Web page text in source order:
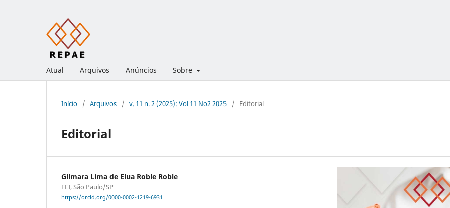
Atual Arquivos Anúncios Sobre
Início / Arquivos / v. 11 n. 2 (2025): Vol 11 No2 2025 / Editorial
Editorial
Gilmara Lima de Elua Roble Roble
FEI, São Paulo/SP
https://orcid.org/0000-0002-1219-6931